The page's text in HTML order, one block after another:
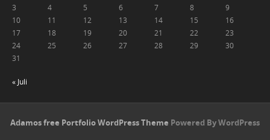
3
4 5 6 7 8
9
10
11 12 13 14 15
16
17
18 19 20 21 22
23
24
25 26 27 28 29
30
31
« Juli
Adamos free Portfolio WordPress Theme Powered By WordPress